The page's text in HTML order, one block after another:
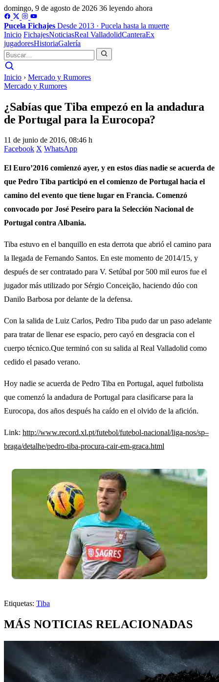
domingo, 9 de agosto de 2026 36 leyendo ahora
Pucela Fichajes Desde 2013 · Pucela hasta la muerte
Inicio FichajesNoticiasReal ValladolidCanteraEx
jugadoresHistoriaGalería
Inicio › Mercado y Rumores
Mercado y Rumores
¿Sabías que Tiba empezó en la andadura
de Portugal para la Eurocopa?
11 de junio de 2016, 08:46 h
Facebook X WhatsApp
El Euro’2016 comienzó ayer, y en estos días nadie se acuerda de
que Pedro Tiba participó en el comienzo de Portugal hacia el
camino del evento que tiene lugar en Francia. Comenzó
convocado por José Peseiro para la Selección Nacional de
Portugal contra Albania.
Tiba estuvo en el banquillo en esta derrota que abrió el camino para
la llegada de Fernando Santos. En este momento de 2014/15, y
después de ser contratado para V. Setúbal por 500 mil euros fue el
jugador más utilizado por Sérgio Conceição, haciendo dúo con
Danilo Barbosa por delante de la defensa.
Con la salida de Luiz Carlos, Pedro Tiba pudo dar un paso adelante
para tratar de llenar ese espacio, pero cayó en desgracia con el
cuerpo técnico.Que terminó con su salida al Real Valladolid como
cedido el pasado verano.
Hoy nadie se acuerda de Pedro Tiba en Portugal, aquel futbolista
que comenzó la andadura de Portugal para clasificarse para la
Eurocopa, dos años después ha caído en el olvido de la afición.
Link: http://www.record.xl.pt/futebol/futebol-nacional/liga-nos/sp–
braga/detalhe/pedro-tiba-procura-cair-em-graca.html
Etiquetas: Tiba
MÁS NOTICIAS RELACIONADAS